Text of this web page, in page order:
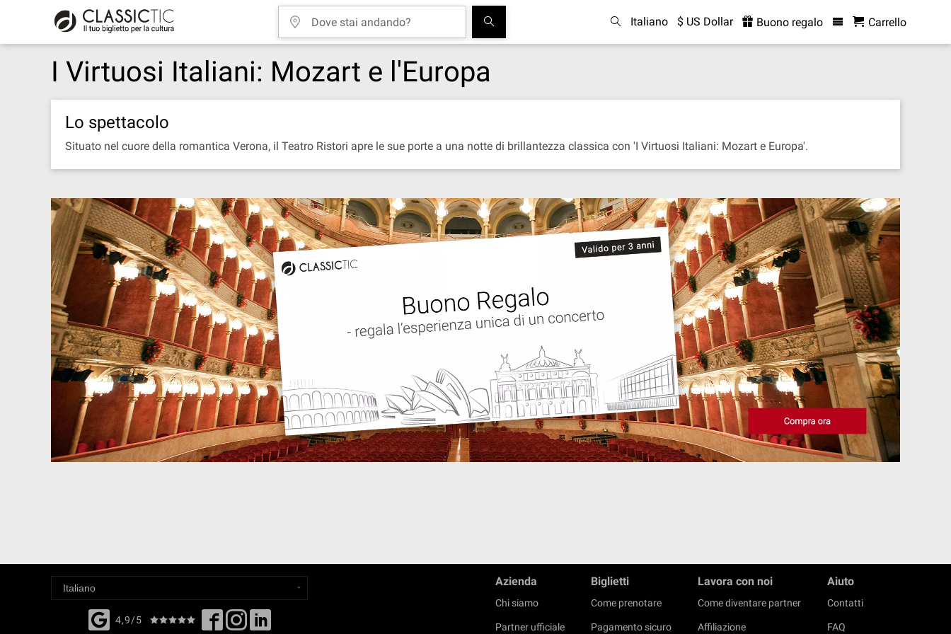
Italiano $ US Dollar Buono regalo Carrello
I Virtuosi Italiani: Mozart e l'Europa
Lo spettacolo
Situato nel cuore della romantica Verona, il Teatro Ristori apre le sue porte a una notte di brillantezza classica con 'I Virtuosi Italiani: Mozart e Europa'.
4,9/5
Azienda
Chi siamo
Partner ufficiale
Biglietti
Come prenotare
Pagamento sicuro
Lavora con noi
Come diventare partner
Affiliazione
Aiuto
Contatti
FAQ